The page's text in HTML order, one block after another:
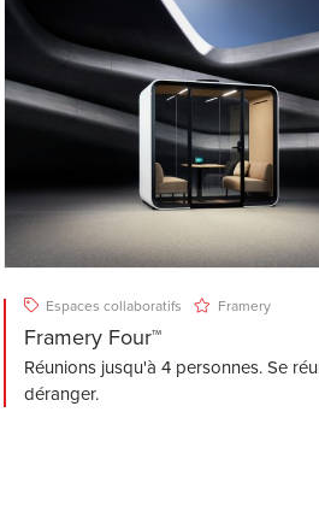
Espaces collaboratifs Framery
Framery Four™
Réunions jusqu'à 4 personnes. Se
déranger.